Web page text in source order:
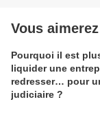
Vous
Pourquoi il est
liquider une
redresser… pour
judiciaire ?